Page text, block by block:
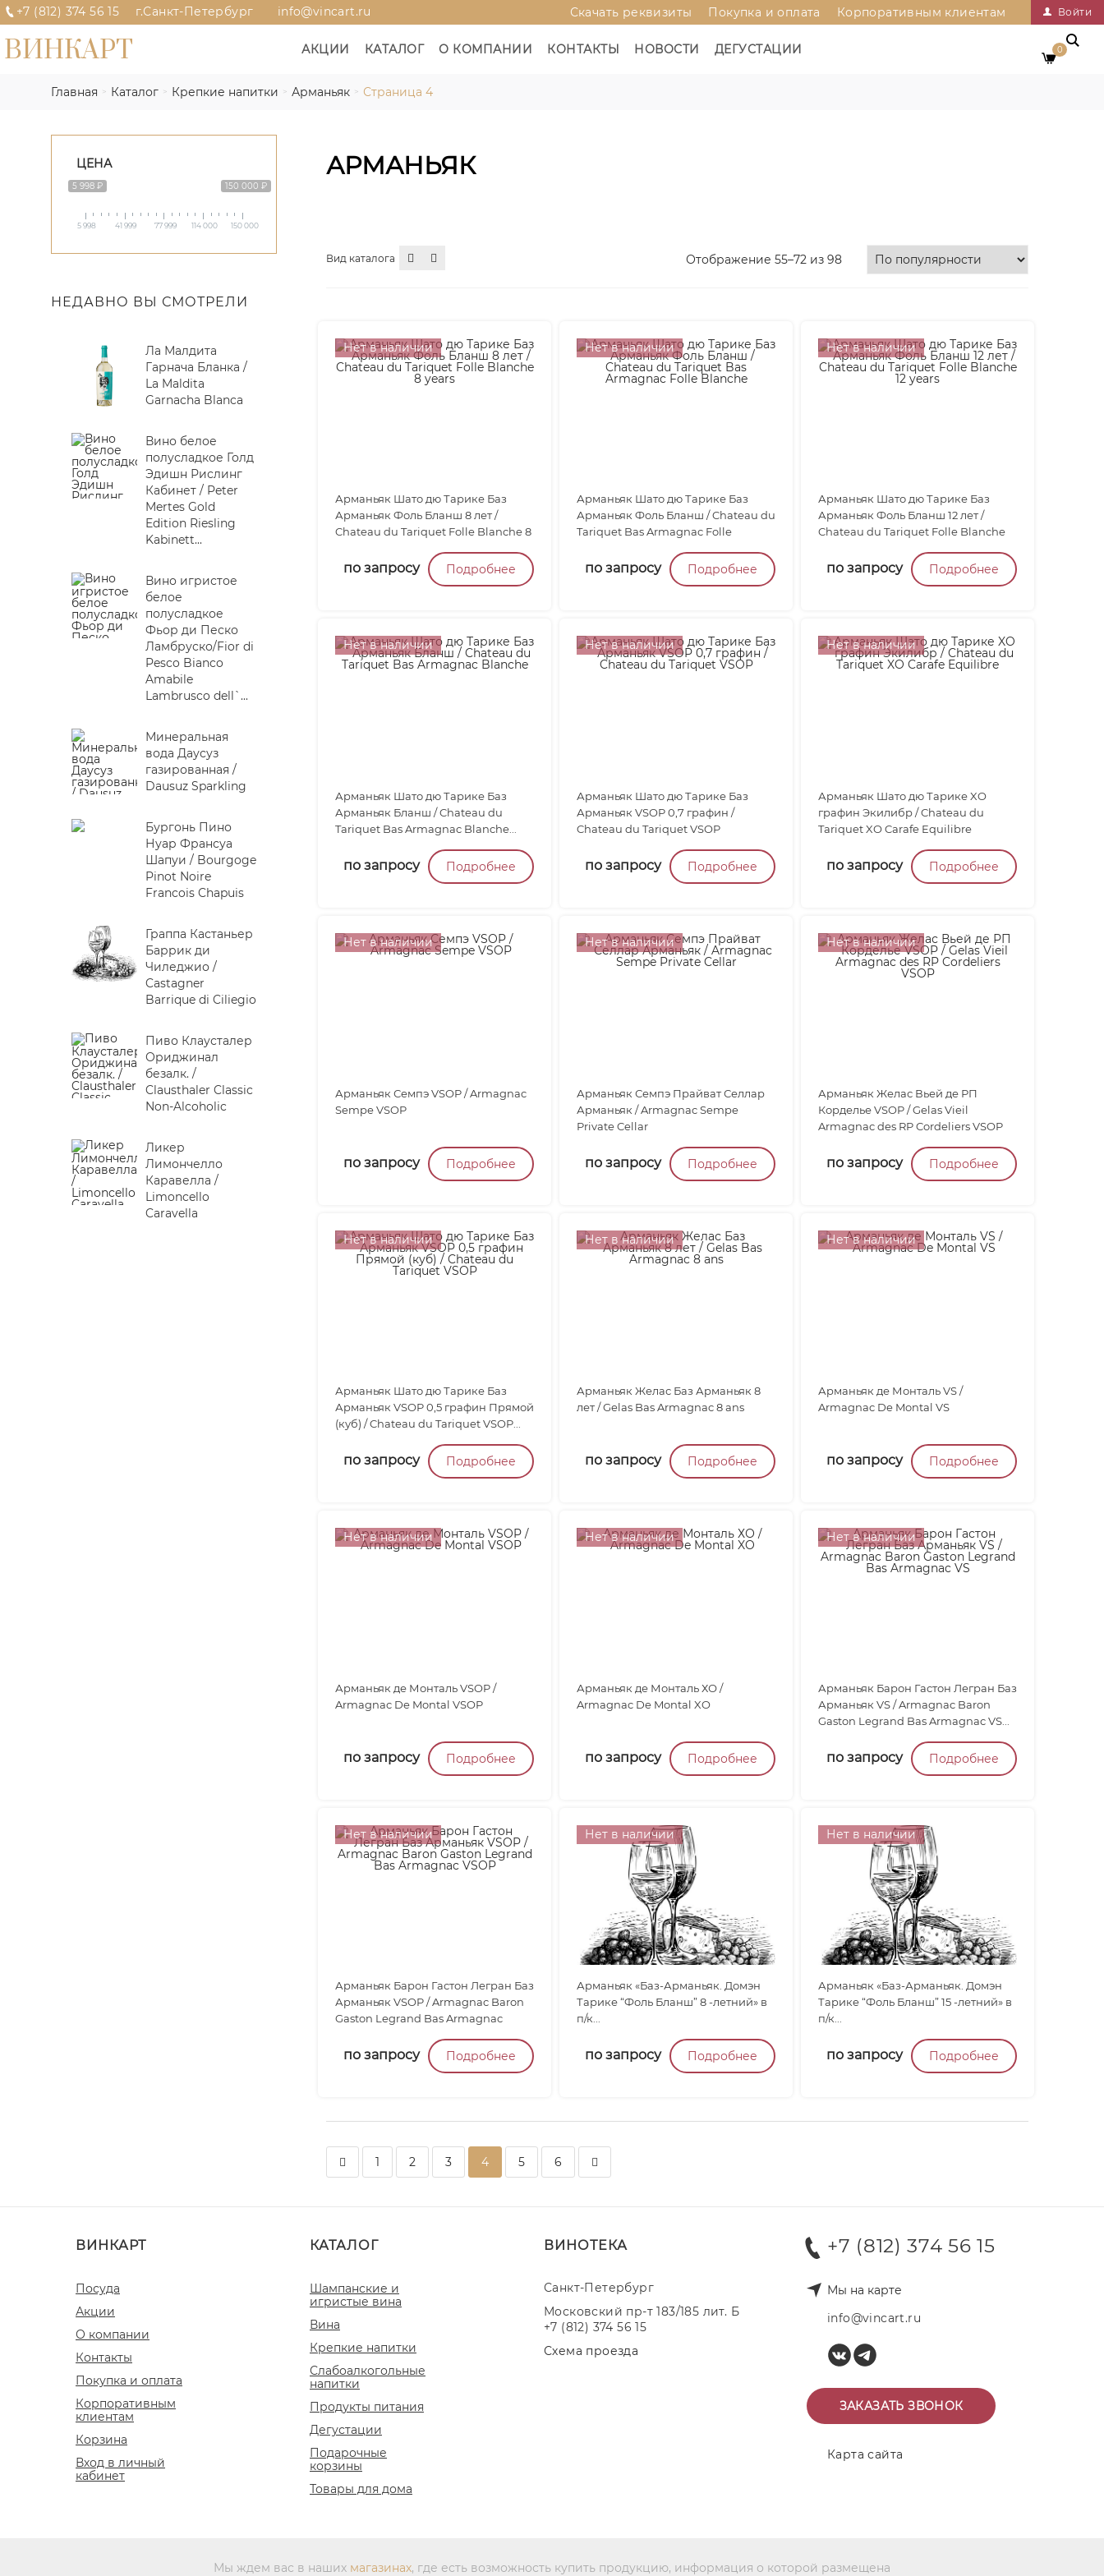
+7 (812) 374 56 15 г.Санкт-Петербург info@vincart.ru Войти
Скачать реквизиты Покупка и оплата Корпоративным клиентам
ВИНКАРТ АКЦИИ КАТАЛОГ О КОМПАНИИ КОНТАКТЫ НОВОСТИ ДЕГУСТАЦИИ 0
Главная Каталог Крепкие напитки Арманьяк Страница 4
ЦЕНА
5 998 ₽ 150 000 ₽
5 998 41 999 77 999 114 000 150 000
НЕДАВНО ВЫ СМОТРЕЛИ
Ла Малдита
Гарнача Бланка /
La Maldita
Garnacha Blanca
Вино белое
полусладкое Голд
Эдишн Рислинг
Кабинет / Peter
Mertes Gold
Edition Riesling
Kabinett...
Вино игристое
белое
полусладкое
Фьор ди Песко
Ламбруско/Fior di
Pesco Bianco
Amabile
Lambrusco dell`...
Минеральная
вода Даусуз
газированная /
Dausuz Sparkling
Бургонь Пино
Нуар Франсуа
Шапуи / Bourgoge
Pinot Noire
Francois Chapuis
Граппа Кастаньер
Баррик ди
Чиледжио /
Castagner
Barrique di Ciliegio
Пиво Клаусталер
Ориджинал
безалк. /
Clausthaler Classic
Non-Alcoholic
Ликер
Лимончелло
Каравелла /
Limoncello
Caravella
АРМАНЬЯК
Вид каталога Отображение 55–72 из 98
Нет в наличии
Арманьяк Шато дю Тарике Баз
Арманьяк Фоль Бланш 8 лет /
Chateau du Tariquet Folle Blanche 8
по запросу Подробнее
Нет в наличии
Арманьяк Шато дю Тарике Баз
Арманьяк Фоль Бланш / Chateau du
Tariquet Bas Armagnac Folle
по запросу Подробнее
Нет в наличии
Арманьяк Шато дю Тарике Баз
Арманьяк Фоль Бланш 12 лет /
Chateau du Tariquet Folle Blanche
по запросу Подробнее
Нет в наличии
Арманьяк Шато дю Тарике Баз
Арманьяк Бланш / Chateau du
Tariquet Bas Armagnac Blanche...
по запросу Подробнее
Нет в наличии
Арманьяк Шато дю Тарике Баз
Арманьяк VSOP 0,7 графин /
Chateau du Tariquet VSOP
по запросу Подробнее
Нет в наличии
Арманьяк Шато дю Тарике XO
графин Экилибр / Chateau du
Tariquet XO Carafe Equilibre
по запросу Подробнее
Нет в наличии
Арманьяк Семпэ VSOP / Armagnac
Sempe VSOP
по запросу Подробнее
Нет в наличии
Арманьяк Семпэ Прайват Селлар
Арманьяк / Armagnac Sempe
Private Cellar
по запросу Подробнее
Нет в наличии
Арманьяк Желас Вьей де РП
Корделье VSOP / Gelas Vieil
Armagnac des RP Cordeliers VSOP
по запросу Подробнее
Нет в наличии
Арманьяк Шато дю Тарике Баз
Арманьяк VSOP 0,5 графин Прямой
(куб) / Chateau du Tariquet VSOP...
по запросу Подробнее
Нет в наличии
Арманьяк Желас Баз Арманьяк 8
лет / Gelas Bas Armagnac 8 ans
по запросу Подробнее
Нет в наличии
Арманьяк де Монталь VS /
Armagnac De Montal VS
по запросу Подробнее
Нет в наличии
Арманьяк де Монталь VSOP /
Armagnac De Montal VSOP
по запросу Подробнее
Нет в наличии
Арманьяк де Монталь ХО /
Armagnac De Montal XO
по запросу Подробнее
Нет в наличии
Арманьяк Барон Гастон Легран Баз
Арманьяк VS / Armagnac Baron
Gaston Legrand Bas Armagnac VS...
по запросу Подробнее
Нет в наличии
Арманьяк Барон Гастон Легран Баз
Арманьяк VSOP / Armagnac Baron
Gaston Legrand Bas Armagnac
по запросу Подробнее
Нет в наличии
Арманьяк «Баз-Арманьяк. Домэн
Тарике “Фоль Бланш” 8 -летний» в
п/к...
по запросу Подробнее
Нет в наличии
Арманьяк «Баз-Арманьяк. Домэн
Тарике “Фоль Бланш” 15 -летний» в
п/к...
по запросу Подробнее
1 2 3 4 5 6
ВИНКАРТ
Посуда
Акции
О компании
Контакты
Покупка и оплата
Корпоративным
клиентам
Корзина
Вход в личный
кабинет
КАТАЛОГ
Шампанские и
игристые вина
Вина
Крепкие напитки
Слабоалкогольные
напитки
Продукты питания
Дегустации
Подарочные
корзины
Товары для дома
ВИНОТЕКА
Санкт-Петербург
Московский пр-т 183/185 лит. Б
+7 (812) 374 56 15
Схема проезда
+7 (812) 374 56 15
Мы на карте
info@vincart.ru
ЗАКАЗАТЬ ЗВОНОК
Карта сайта
Мы ждем вас в наших магазинах, где есть возможность купить продукцию, информация о которой размещена